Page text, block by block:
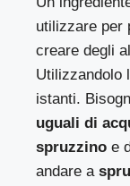
utilizzare per
creare degli
Utilizzandolo
istanti.
uguali di
spruzzino e
andare a